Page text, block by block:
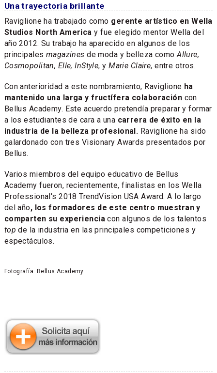
Una trayectoria brillante
Raviglione ha trabajado como gerente artístico en Wella
Studios North Americay fue elegido mentor Wella del
año 2012. Su trabajo ha aparecido en algunos de los
principales magazines de moda y belleza comoAllure,
Cosmopolitan, Elle, InStyle, yMarie Claire, entre otros.
Con anterioridad a este nombramiento, Raviglione ha
mantenido una larga y fructífera colaboración con
Bellus Academy. Este acuerdo pretendía preparar y formar
a los estudiantes de cara a una carrera de éxito en la
industria de la belleza profesional. Raviglione ha sido
galardonado con tres Visionary Awards presentados por
Bellus.
Varios miembros del equipo educativo de Bellus
Academy fueron, recientemente, finalistas en los Wella
Professional's 2018 TrendVision USA Award. A lo largo
del año, los formadores de este centro muestran y
comparten su experiencia con algunos de los talentos
top de la industria en las principales competiciones y
espectáculos.
Fotografía: Bellus Academy.